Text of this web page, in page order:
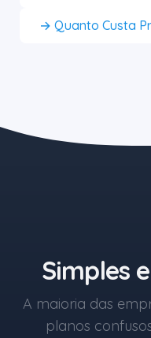
→ Quanto Custa
Simples
A maioria das
planos